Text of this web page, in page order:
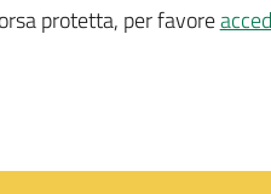
protetta, per favore